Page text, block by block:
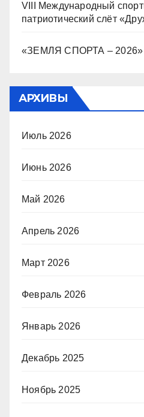
VIII Международный
патриотический слёт
«ЗЕМЛЯ СПОРТА – 2026»
АРХИВЫ
Июль 2026
Июнь 2026
Май 2026
Апрель 2026
Март 2026
Февраль 2026
Январь 2026
Декабрь 2025
Ноябрь 2025